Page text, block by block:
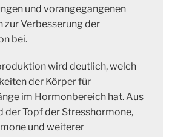
und vorangegangenen
zur Verbesserung der
bei.
wird deutlich, welch
der Körper für
im Hormonbereich hat. Aus
der Topf der Stresshormone,
und weiterer